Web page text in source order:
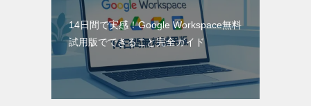
14日間で実感！Google Workspace無料
試用版でできること完全ガイド